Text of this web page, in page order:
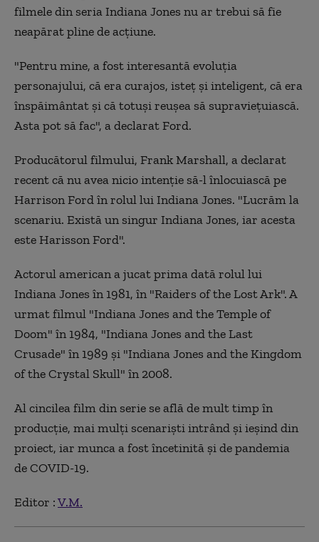
filmele din seria Indiana Jones nu ar trebui să fie
neapărat pline de acțiune.
"Pentru mine, a fost interesantă evoluția
personajului, că era curajos, isteț și inteligent, că era
înspăimântat și că totuși reușea să supraviețuiască.
Asta pot să fac", a declarat Ford.
Producătorul filmului, Frank Marshall, a declarat
recent că nu avea nicio intenție să-l înlocuiască pe
Harrison Ford în rolul lui Indiana Jones. "Lucrăm la
scenariu. Există un singur Indiana Jones, iar acesta
este Harisson Ford".
Actorul american a jucat prima dată rolul lui
Indiana Jones în 1981, în "Raiders of the Lost Ark". A
urmat filmul "Indiana Jones and the Temple of
Doom" în 1984, "Indiana Jones and the Last
Crusade" în 1989 și "Indiana Jones and the Kingdom
of the Crystal Skull" în 2008.
Al cincilea film din serie se află de mult timp în
producție, mai mulți scenariști intrând și ieșind din
proiect, iar munca a fost încetinită și de pandemia
de COVID-19.
Editor :V.M.